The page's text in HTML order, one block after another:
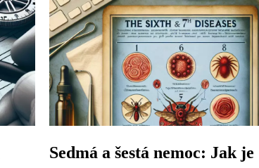
Sedmá a šestá nemoc: Jak je